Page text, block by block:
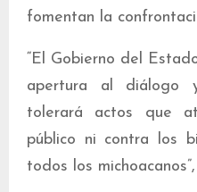
fomentan la
“El Gobierno del
apertura al diálogo
tolerará actos que
público ni contra los
todos los